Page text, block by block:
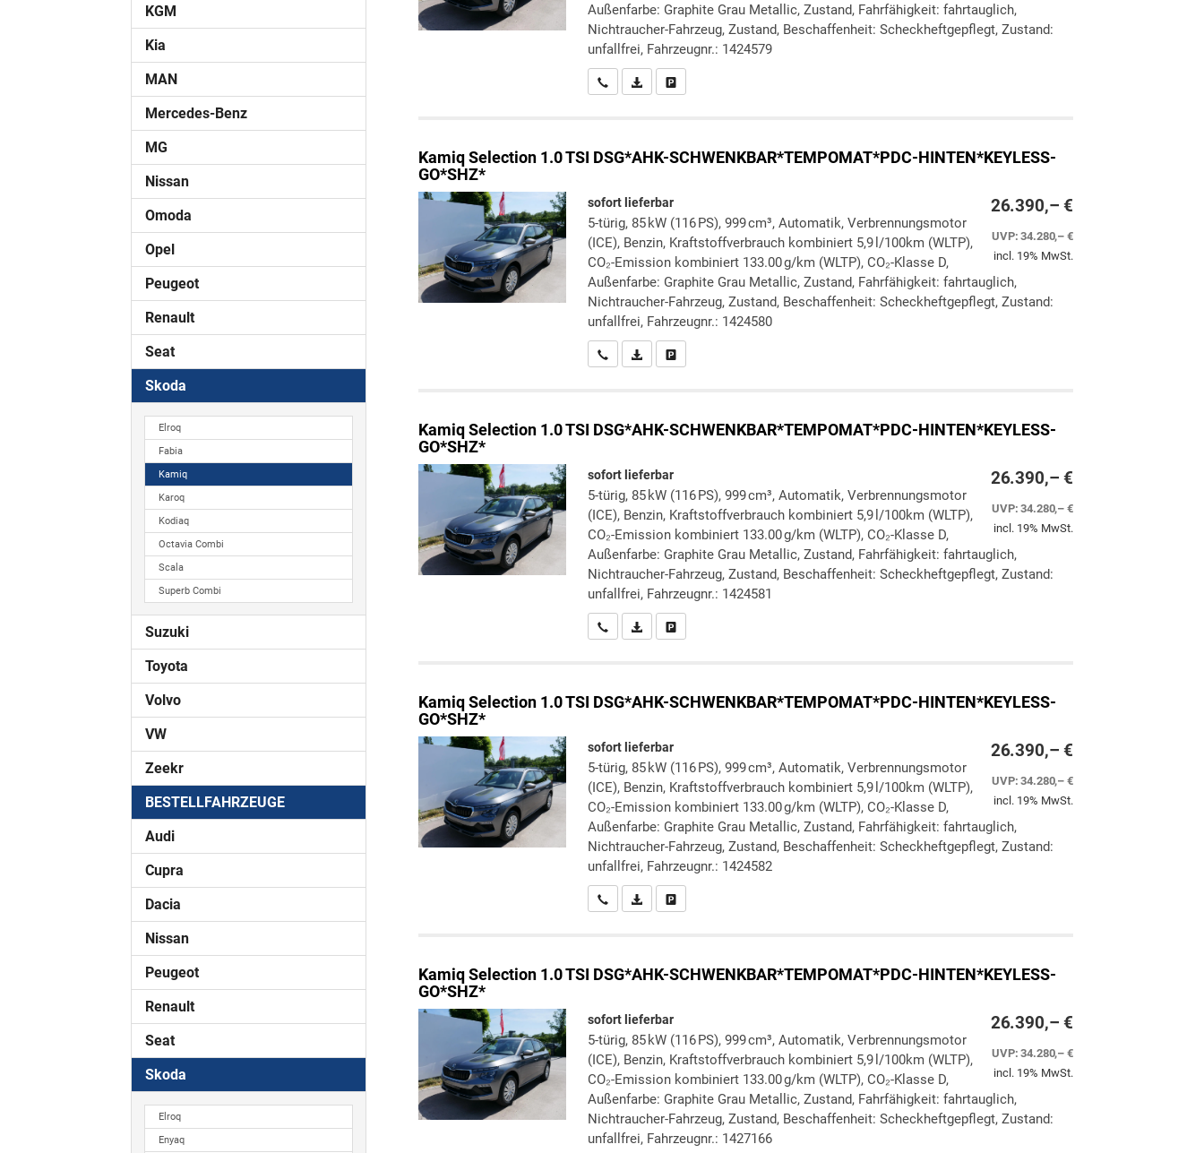
Außenfarbe: Graphite Grau Metallic, Zustand, Fahrfähigkeit: fahrtauglich,
Nichtraucher-Fahrzeug, Zustand, Beschaffenheit: Scheckheftgepflegt, Zustand:
unfallfrei, Fahrzeugnr.: 1424579
Wir rufen Sie an
PDF-Datei, Fahrzeugexposé drucken
Drucken, parken oder vergleichen
KamiqSelection 1.0 TSI DSG*AHK-SCHWENKBAR*TEMPOMAT*PDC-HINTEN*KEYLESS-
GO*SHZ*
26.390,– €
UVP:34.280,– €
incl. 19% MwSt.
sofort lieferbar
5-türig, 85 kW (116 PS), 999 cm³, Automatik, Verbrennungsmotor
(ICE), Benzin, Kraftstoffverbrauch kombiniert 5,9 l/100km (WLTP),
CO₂-Emission kombiniert 133.00 g/km (WLTP), CO₂-Klasse D,
Außenfarbe: Graphite Grau Metallic, Zustand, Fahrfähigkeit: fahrtauglich,
Nichtraucher-Fahrzeug, Zustand, Beschaffenheit: Scheckheftgepflegt, Zustand:
unfallfrei, Fahrzeugnr.: 1424580
Wir rufen Sie an
PDF-Datei, Fahrzeugexposé drucken
Drucken, parken oder vergleichen
KamiqSelection 1.0 TSI DSG*AHK-SCHWENKBAR*TEMPOMAT*PDC-HINTEN*KEYLESS-
GO*SHZ*
26.390,– €
UVP:34.280,– €
incl. 19% MwSt.
sofort lieferbar
5-türig, 85 kW (116 PS), 999 cm³, Automatik, Verbrennungsmotor
(ICE), Benzin, Kraftstoffverbrauch kombiniert 5,9 l/100km (WLTP),
CO₂-Emission kombiniert 133.00 g/km (WLTP), CO₂-Klasse D,
Außenfarbe: Graphite Grau Metallic, Zustand, Fahrfähigkeit: fahrtauglich,
Nichtraucher-Fahrzeug, Zustand, Beschaffenheit: Scheckheftgepflegt, Zustand:
unfallfrei, Fahrzeugnr.: 1424581
Wir rufen Sie an
PDF-Datei, Fahrzeugexposé drucken
Drucken, parken oder vergleichen
KamiqSelection 1.0 TSI DSG*AHK-SCHWENKBAR*TEMPOMAT*PDC-HINTEN*KEYLESS-
GO*SHZ*
26.390,– €
UVP:34.280,– €
incl. 19% MwSt.
sofort lieferbar
5-türig, 85 kW (116 PS), 999 cm³, Automatik, Verbrennungsmotor
(ICE), Benzin, Kraftstoffverbrauch kombiniert 5,9 l/100km (WLTP),
CO₂-Emission kombiniert 133.00 g/km (WLTP), CO₂-Klasse D,
Außenfarbe: Graphite Grau Metallic, Zustand, Fahrfähigkeit: fahrtauglich,
Nichtraucher-Fahrzeug, Zustand, Beschaffenheit: Scheckheftgepflegt, Zustand:
unfallfrei, Fahrzeugnr.: 1424582
Wir rufen Sie an
PDF-Datei, Fahrzeugexposé drucken
Drucken, parken oder vergleichen
KamiqSelection 1.0 TSI DSG*AHK-SCHWENKBAR*TEMPOMAT*PDC-HINTEN*KEYLESS-
GO*SHZ*
26.390,– €
UVP:34.280,– €
incl. 19% MwSt.
sofort lieferbar
5-türig, 85 kW (116 PS), 999 cm³, Automatik, Verbrennungsmotor
(ICE), Benzin, Kraftstoffverbrauch kombiniert 5,9 l/100km (WLTP),
CO₂-Emission kombiniert 133.00 g/km (WLTP), CO₂-Klasse D,
Außenfarbe: Graphite Grau Metallic, Zustand, Fahrfähigkeit: fahrtauglich,
Nichtraucher-Fahrzeug, Zustand, Beschaffenheit: Scheckheftgepflegt, Zustand:
unfallfrei, Fahrzeugnr.: 1427166
KGM
Kia
MAN
Mercedes-Benz
MG
Nissan
Omoda
Opel
Peugeot
Renault
Seat
Skoda
Elroq
Fabia
Kamiq
Karoq
Kodiaq
Octavia Combi
Scala
Superb Combi
Suzuki
Toyota
Volvo
VW
Zeekr
BESTELLFAHRZEUGE
Audi
Cupra
Dacia
Nissan
Peugeot
Renault
Seat
Skoda
Elroq
Enyaq